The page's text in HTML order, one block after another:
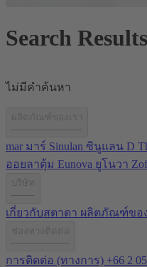
Search Results
ไม่มีคำค้นหา
mar มาร์ Sinulan ซินูแลน D
ออยลาตุ้ม Eunova ยูโนวา
เกี่ยวกับสตาดา ผลิตภัณฑ์ของ
การติดต่อ (ทางการ) +66 2